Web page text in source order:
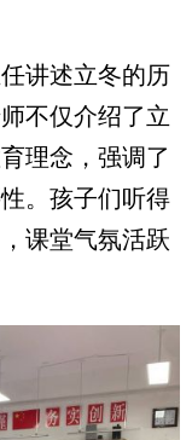
讲述立冬的历
不仅介绍了立
理念，强调了
。孩子们听得
课堂气氛活跃